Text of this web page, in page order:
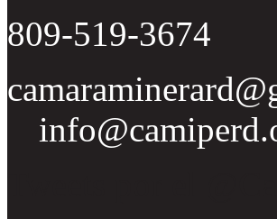
809-519-3674